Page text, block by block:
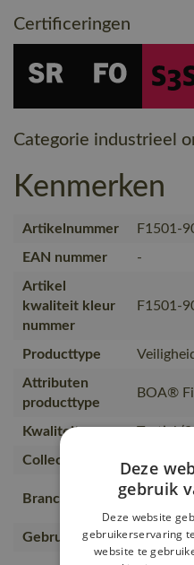
Certificeringen
Categorie industrieel
Kenmerken
Artikelnummer
F1501-
EAN nummer
-
Artikel
kwaliteit kleur
nummer
F1501-
Producttype
Attributen
producttype
BOA®
Kwaliteit
Textiel
Collectie
Branche
Bouw
Gebruiker
Deze
gebruik
Deze website
gebruikerservaring
website te